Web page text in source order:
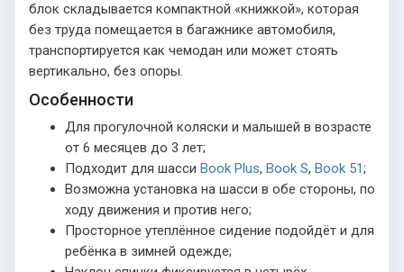
блок складывается компактной «книжкой», которая
без труда помещается в багажнике автомобиля,
транспортируется как чемодан или может стоять
вертикально, без опоры.
Особенности
Для прогулочной коляски и малышей в возрасте
от 6 месяцев до 3 лет;
Подходит для шасси Book Plus, Book S, Book 51;
Возможна установка на шасси в обе стороны, по
ходу движения и против него;
Просторное утеплённое сидение подойдёт и для
ребёнка в зимней одежде;